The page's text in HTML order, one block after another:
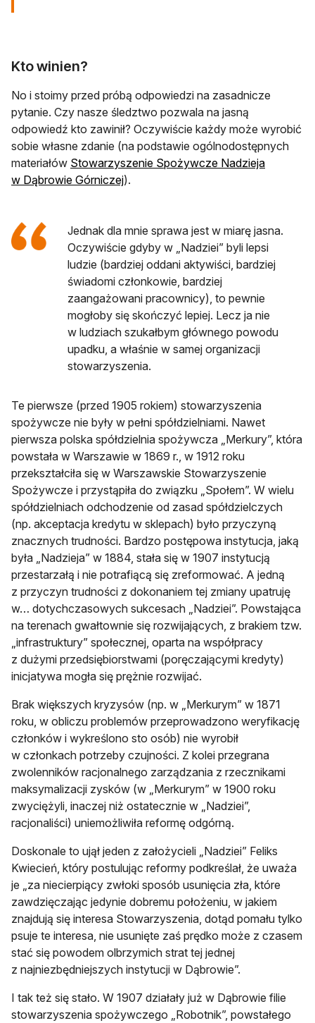
Kto winien?
No i stoimy przed próbą odpowiedzi na zasadnicze
pytanie. Czy nasze śledztwo pozwala na jasną
odpowiedź kto zawinił? Oczywiście każdy może wyrobić
sobie własne zdanie (na podstawie ogólnodostępnych
materiałów Stowarzyszenie Spożywcze Nadzieja
w Dąbrowie Górniczejotwiera się w nowej karcie
).
Jednak dla mnie sprawa jest w miarę jasna.
Oczywiście gdyby w „Nadziei” byli lepsi
ludzie (bardziej oddani aktywiści, bardziej
świadomi członkowie, bardziej
zaangażowani pracownicy), to pewnie
mogłoby się skończyć lepiej. Lecz ja nie
w ludziach szukałbym głównego powodu
upadku, a właśnie w samej organizacji
stowarzyszenia.
Te pierwsze (przed 1905 rokiem) stowarzyszenia
spożywcze nie były w pełni spółdzielniami. Nawet
pierwsza polska spółdzielnia spożywcza „Merkury”, która
powstała w Warszawie w 1869 r., w 1912 roku
przekształciła się w Warszawskie Stowarzyszenie
Spożywcze i przystąpiła do związku „Społem”. W wielu
spółdzielniach odchodzenie od zasad spółdzielczych
(np. akceptacja kredytu w sklepach) było przyczyną
znacznych trudności. Bardzo postępowa instytucja, jaką
była „Nadzieja” w 1884, stała się w 1907 instytucją
przestarzałą i nie potrafiącą się zreformować. A jedną
z przyczyn trudności z dokonaniem tej zmiany upatruję
w… dotychczasowych sukcesach „Nadziei”. Powstająca
na terenach gwałtownie się rozwijających, z brakiem tzw.
„infrastruktury” społecznej, oparta na współpracy
z dużymi przedsiębiorstwami (poręczającymi kredyty)
inicjatywa mogła się prężnie rozwijać.
Brak większych kryzysów (np. w „Merkurym” w 1871
roku, w obliczu problemów przeprowadzono weryfikację
członków i wykreślono sto osób) nie wyrobił
w członkach potrzeby czujności. Z kolei przegrana
zwolenników racjonalnego zarządzania z rzecznikami
maksymalizacji zysków (w „Merkurym” w 1900 roku
zwyciężyli, inaczej niż ostatecznie w „Nadziei”,
racjonaliści) uniemożliwiła reformę odgórną.
Doskonale to ujął jeden z założycieli „Nadziei” Feliks
Kwiecień, który postulując reformy podkreślał, że uważa
je „za niecierpiący zwłoki sposób usunięcia zła, które
zawdzięczając jedynie dobremu położeniu, w jakiem
znajdują się interesa Stowarzyszenia, dotąd pomału tylko
psuje te interesa, nie usunięte zaś prędko może z czasem
stać się powodem olbrzymich strat tej jednej
z najniezbędniejszych instytucji w Dąbrowie”.
I tak też się stało. W 1907 działały już w Dąbrowie filie
stowarzyszenia spożywczego „Robotnik”, powstałego